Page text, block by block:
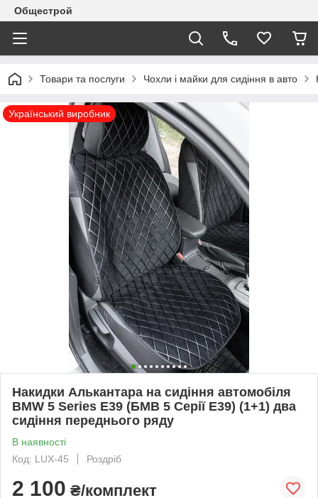
Общестрой
Товари та послуги Чохли і майки для сидіння в авто
Український виробник
Накидки Алькантара на сидіння автомобіля
BMW 5 Series E39 (БМВ 5 Серії E39) (1+1) два
сидіння переднього ряду
В наявності
Код: LUX-45
Роздріб
2 100 ₴/комплект